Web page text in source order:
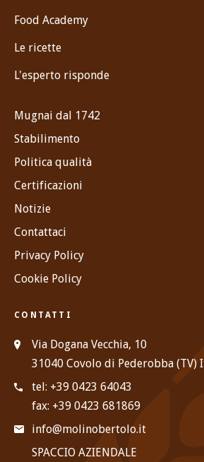
Food Academy
Le ricette
L'esperto risponde
Mugnai dal 1742
Stabilimento
Politica qualità
Certificazioni
Notizie
Contattaci
Privacy Policy
Cookie Policy
CONTATTI
Via Dogana Vecchia, 10
31040 Covolo di Pederobba (TV)
tel: +39 0423 64043
fax: +39 0423 681869
info@molinobertolo.it
SPACCIO AZIENDALE